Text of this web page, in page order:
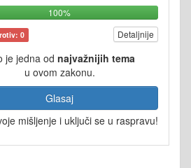
100%
0 Detaljnije
je jedna od najvažnijih tema
u ovom zakonu.
Glasaj
mišljenje i uključi se u raspravu!